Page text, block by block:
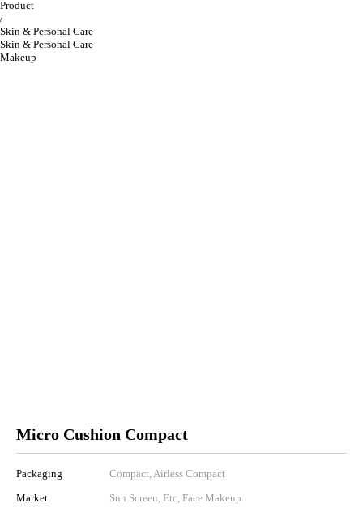
Product
/
Skin & Personal Care
Skin & Personal Care
Makeup
Micro Cushion Compact
Packaging
Compact, Airless Compact
Market
Sun Screen, Etc, Face Makeup